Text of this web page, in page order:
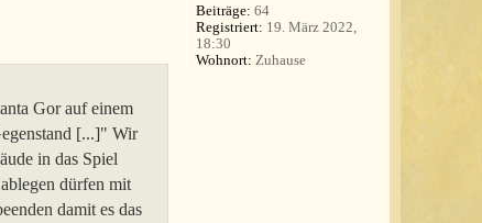
Gor auf einem
[...]" Wir
in das Spiel
dürfen mit
damit es das
Beiträge: 64
Registriert: 19. März 2022,
18:30
Wohnort: Zuhause